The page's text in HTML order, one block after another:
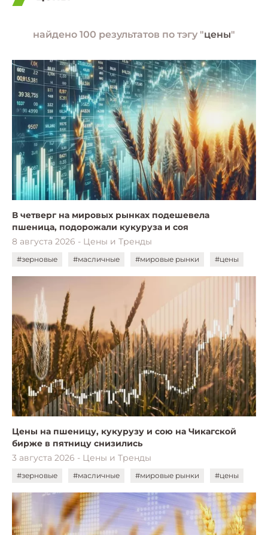
найдено 100 результатов по тэгу "цены"
В четверг на мировых рынках подешевела
пшеница, подорожали кукуруза и соя
8 августа 2026 - Цены и Тренды
#зерновые #масличные #мировые рынки #цены
Цены на пшеницу, кукурузу и сою на Чикагской
бирже в пятницу снизились
3 августа 2026 - Цены и Тренды
#зерновые #масличные #мировые рынки #цены